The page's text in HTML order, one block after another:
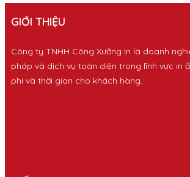
GIỚI THIỆU
Công ty TNHH Công Xưởng In là doanh nghiệp cung cấp giải
pháp và dịch vụ toàn diện trong lĩnh vực in
phí và thời gian cho khách hàng.